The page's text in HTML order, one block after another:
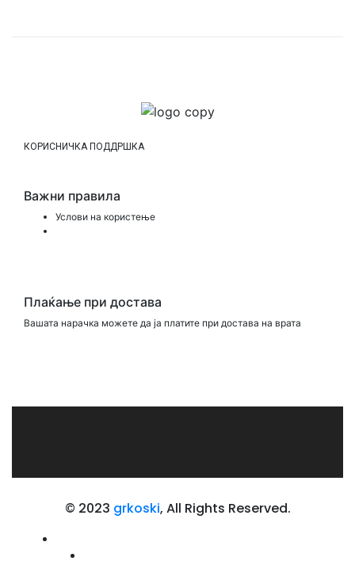
КОРИСНИЧКА ПОДДРШКА
Важни правила
Услови на користење
Плаќање при достава
Вашата нарачка можете да ја платите при достава на врата
© 2023 grkoski, All Rights Reserved.